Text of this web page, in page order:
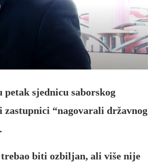
sjednicu saborskog
zastupnici “nagovarali državnog
biti ozbiljan, ali više nije